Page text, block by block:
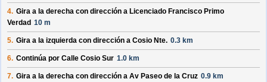
4. Gira a la derecha con dirección a Licenciado Francisco Primo
Verdad 10 m
5. Gira a la izquierda con dirección a Cosio Nte. 0.3 km
6. Continúa por Calle Cosio Sur 1.0 km
7. Gira a la derecha con dirección a Av Paseo de la Cruz 0.9 km